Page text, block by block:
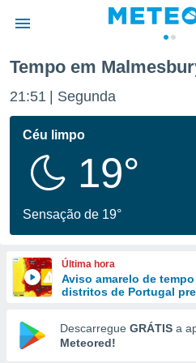
da
foi
fornecidas
a este
das
e
forma
digital
Tempo em
21:51 Segunda
Céu limpo
19°
Sensação de 19°
Última hora
Aviso amarelo de
distritos de Portugal
Descarregue GRÁTIS a
Meteored!